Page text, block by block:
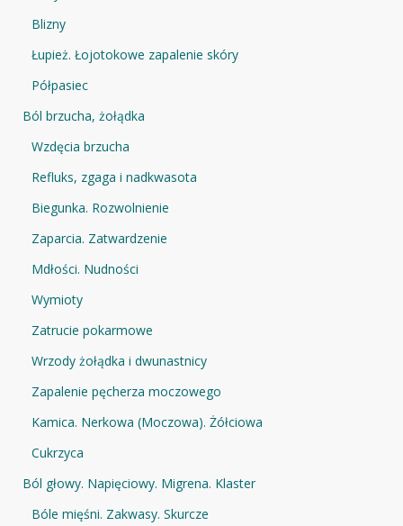
Blizny
Łupież. Łojotokowe zapalenie skóry
Półpasiec
Ból brzucha, żołądka
Wzdęcia brzucha
Refluks, zgaga i nadkwasota
Biegunka. Rozwolnienie
Zaparcia. Zatwardzenie
Mdłości. Nudności
Wymioty
Zatrucie pokarmowe
Wrzody żołądka i dwunastnicy
Zapalenie pęcherza moczowego
Kamica. Nerkowa (Moczowa). Żółciowa
Cukrzyca
Ból głowy. Napięciowy. Migrena. Klaster
Bóle mięśni. Zakwasy. Skurcze